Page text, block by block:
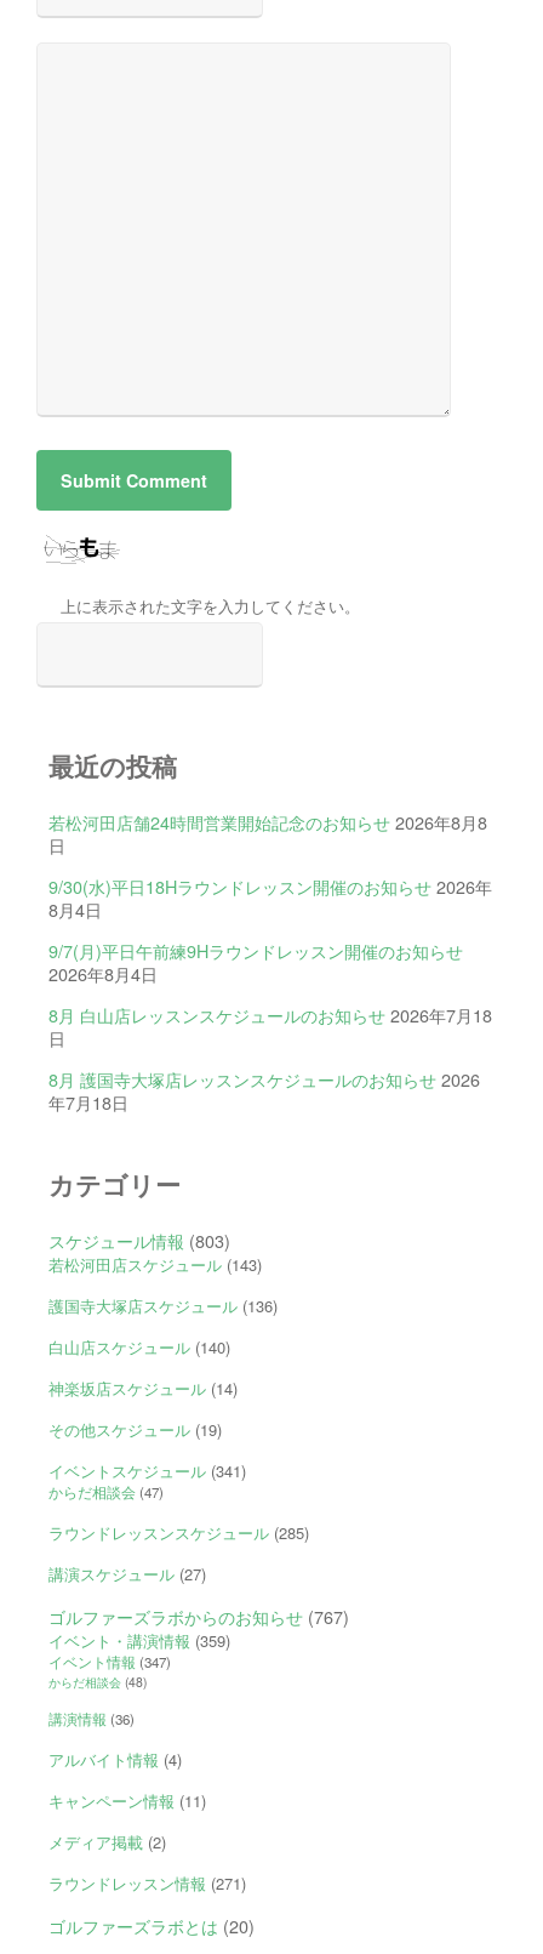
上に表示された文字を入力してください。
最近の投稿
若松河田店舗24時間営業開始記念のお知らせ 2026年8月8
日
9/30(水)平日18Hラウンドレッスン開催のお知らせ 2026年
8月4日
9/7(月)平日午前練9Hラウンドレッスン開催のお知らせ
2026年8月4日
8月 白山店レッスンスケジュールのお知らせ 2026年7月18
日
8月 護国寺大塚店レッスンスケジュールのお知らせ 2026
年7月18日
カテゴリー
スケジュール情報 (803)
若松河田店スケジュール(143)
護国寺大塚店スケジュール(136)
白山店スケジュール(140)
神楽坂店スケジュール(14)
その他スケジュール(19)
イベントスケジュール(341)
からだ相談会(47)
ラウンドレッスンスケジュール(285)
講演スケジュール(27)
ゴルファーズラボからのお知らせ(767)
イベント・講演情報 (359)
イベント情報 (347)
からだ相談会(48)
講演情報 (36)
アルバイト情報 (4)
キャンペーン情報 (11)
メディア掲載(2)
ラウンドレッスン情報 (271)
ゴルファーズラボとは (20)